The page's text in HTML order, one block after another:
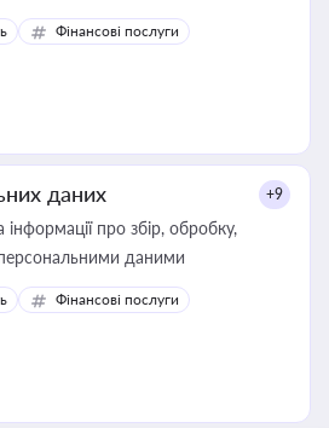
Фінансові послуги
даних +9
інформації про збір, обробку,
персональними даними
Фінансові послуги